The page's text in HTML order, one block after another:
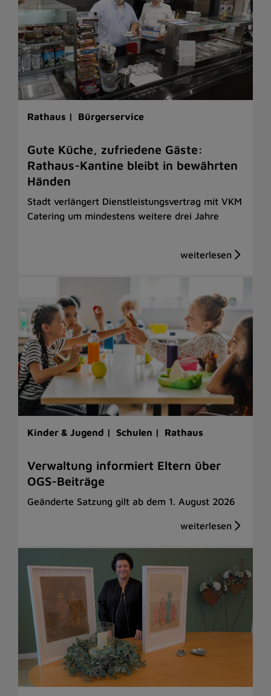
Rathaus | Bürgerservice
Gute Küche, zufriedene Gäste:
Rathaus-Kantine bleibt in bewährten
Händen
Stadt verlängert Dienstleistungsvertrag mit VKM
Catering um mindestens weitere drei Jahre
Kinder & Jugend | Schulen | Rathaus
Verwaltung informiert Eltern über
OGS-Beiträge
Geänderte Satzung gilt ab dem 1. August 2026